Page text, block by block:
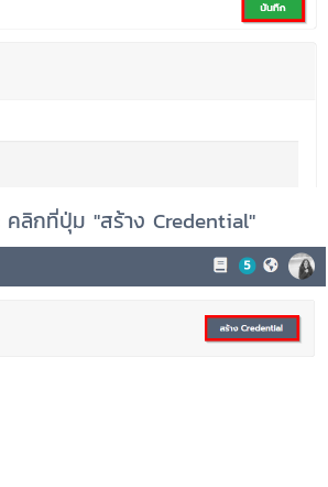
คลิกที่ปุ่ม "สร้าง Credential"